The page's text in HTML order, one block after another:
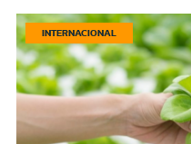
INTERNACIONAL